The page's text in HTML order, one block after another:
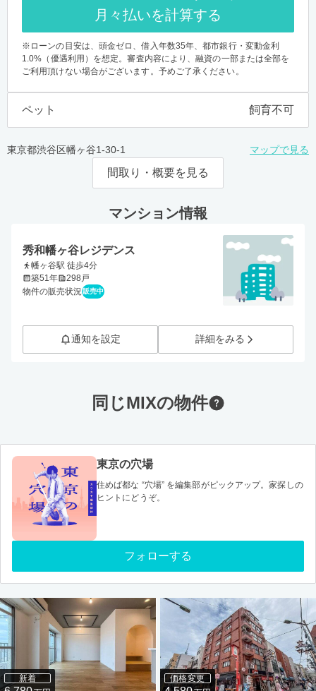
月々払いを計算する
※ローンの目安は、頭金ゼロ、借入年数35年、都市銀行・変動金利
1.0%（優遇利用）を想定。審査内容により、融資の一部または全部を
ご利用頂けない場合がございます。予めご了承ください。
ペット 飼育不可
東京都渋谷区幡ヶ谷1-30-1 マップで見る
間取り・概要を見る
マンション情報
秀和幡ヶ谷レジデンス
幡ヶ谷駅 徒歩4分
築51年
298戸
物件の販売状況 販売中
通知を設定 詳細をみる
同じMIXの物件
東京の穴場
住めば都な “穴場” を編集部がピックアップ。家探しの
ヒントにどうぞ。
フォローする
新着 価格変更